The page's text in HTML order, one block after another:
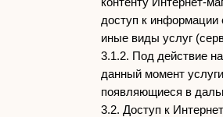
доступ к информации
иные виды услуг
3.1.2. Под действие
данный момент
появляющиеся в
3.2. Доступ к